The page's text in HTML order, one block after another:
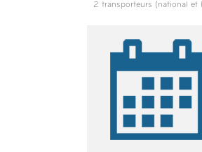
2 transporteurs (national et